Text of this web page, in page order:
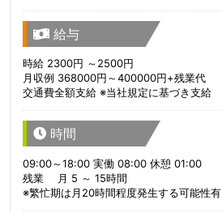
給与
時給 2300円 ～2500円
月収例 368000円～400000円+残業代
交通費全額支給 ※当社規定に基づき支給
時間
09:00～18:00 実働 08:00 休憩 01:00
残業 月 5 ～ 15時間
※繁忙期は月20時間程度発生する可能性有